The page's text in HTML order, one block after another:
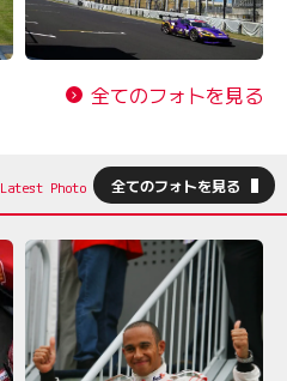
全てのフォトを見る
全てのフォトを見る